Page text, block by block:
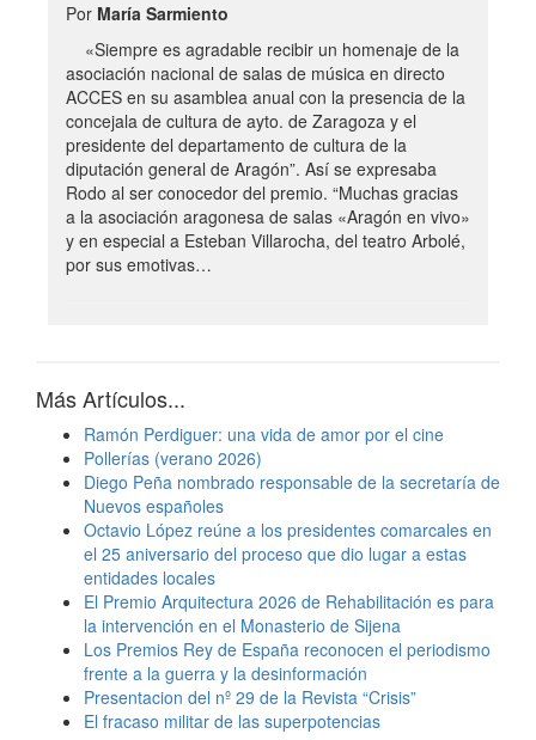
Por María Sarmiento
«Siempre es agradable recibir un homenaje de la
asociación nacional de salas de música en directo
ACCES en su asamblea anual con la presencia de la
concejala de cultura de ayto. de Zaragoza y el
presidente del departamento de cultura de la
diputación general de Aragón”. Así se expresaba
Rodo al ser conocedor del premio. “Muchas gracias
a la asociación aragonesa de salas «Aragón en vivo»
y en especial a Esteban Villarocha, del teatro Arbolé,
por sus emotivas…
Más Artículos...
Ramón Perdiguer: una vida de amor por el cine
Pollerías (verano 2026)
Diego Peña nombrado responsable de la secretaría de
Nuevos españoles
Octavio López reúne a los presidentes comarcales en
el 25 aniversario del proceso que dio lugar a estas
entidades locales
El Premio Arquitectura 2026 de Rehabilitación es para
la intervención en el Monasterio de Sijena
Los Premios Rey de España reconocen el periodismo
frente a la guerra y la desinformación
Presentacion del nº 29 de la Revista “Crisis”
El fracaso militar de las superpotencias